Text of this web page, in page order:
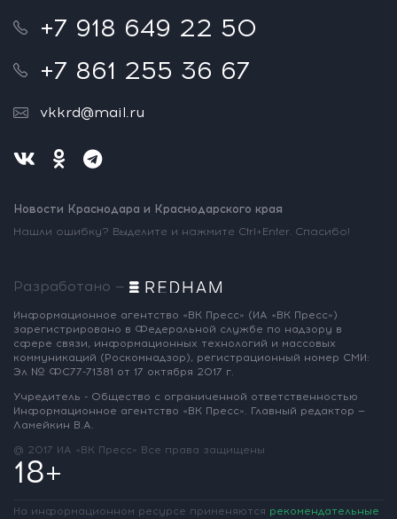
+7 918 649 22 50
+7 861 255 36 67
vkkrd@mail.ru
Новости Краснодара и Краснодарского края
Нашли ошибку? Выделите и нажмите Ctrl+Enter. Спасибо!
Разработано —
Информационное агентство «ВК Пресс» (ИА «ВК Пресс»)
зарегистрировано в Федеральной службе по надзору в
сфере связи, информационных технологий и массовых
коммуникаций (Роскомнадзор), регистрационный номер СМИ:
Эл № ФС77-71381 от 17 октября 2017 г.
Учредитель - Общество с ограниченной ответственностью
Информационное агентство «ВК Пресс». Главный редактор —
Ламейкин В.А.
@ 2017 ИА «ВК Пресс» Все права защищены
18+
На информационном ресурсе применяются рекомендательные